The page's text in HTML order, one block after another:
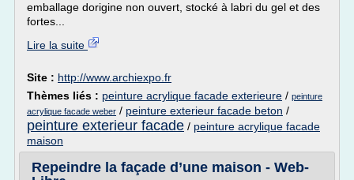
emballage dorigine non ouvert, stocké à labri du gel et des
fortes...
Lire la suite
Site : http://www.archiexpo.fr
Thèmes liés : peinture acrylique facade exterieure / peinture
acrylique facade weber / peinture exterieur facade beton /
peinture exterieur facade / peinture acrylique facade
maison
Repeindre la façade d’une maison - Web-